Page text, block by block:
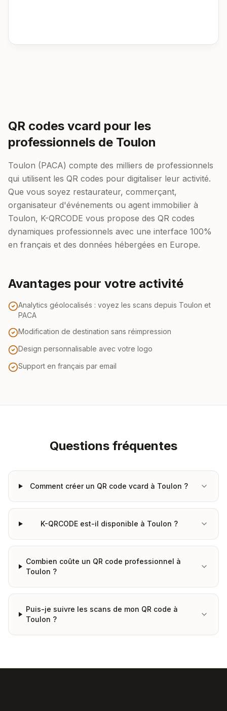
QR codes vcard pour les
professionnels de Toulon
Toulon (PACA) compte des milliers de professionnels
qui utilisent les QR codes pour digitaliser leur activité.
Que vous soyez restaurateur, commerçant,
organisateur d'événements ou agent immobilier à
Toulon, K-QRCODE vous propose des QR codes
dynamiques professionnels avec une interface 100%
en français et des données hébergées en Europe.
Avantages pour votre activité
Analytics géolocalisés : voyez les scans depuis Toulon et
PACA
Modification de destination sans réimpression
Design personnalisable avec votre logo
Support en français par email
Questions fréquentes
Comment créer un QR code vcard à Toulon ?
K-QRCODE est-il disponible à Toulon ?
Combien coûte un QR code professionnel à
Toulon ?
Puis-je suivre les scans de mon QR code à
Toulon ?